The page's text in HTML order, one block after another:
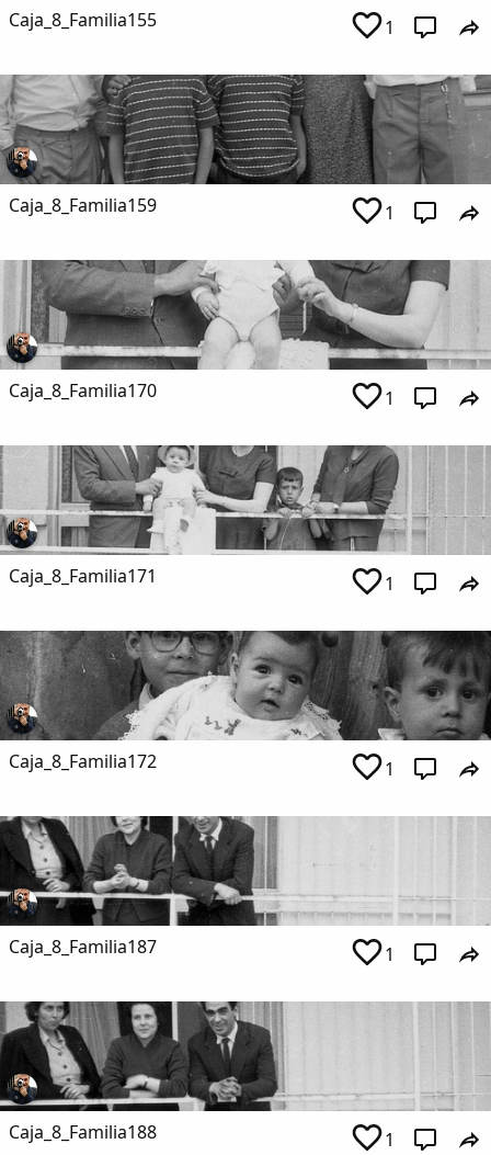
Caja_8_Familia155 1
Caja_8_Familia159 1
Caja_8_Familia170 1
Caja_8_Familia171 1
Caja_8_Familia172 1
Caja_8_Familia187 1
Caja_8_Familia188 1